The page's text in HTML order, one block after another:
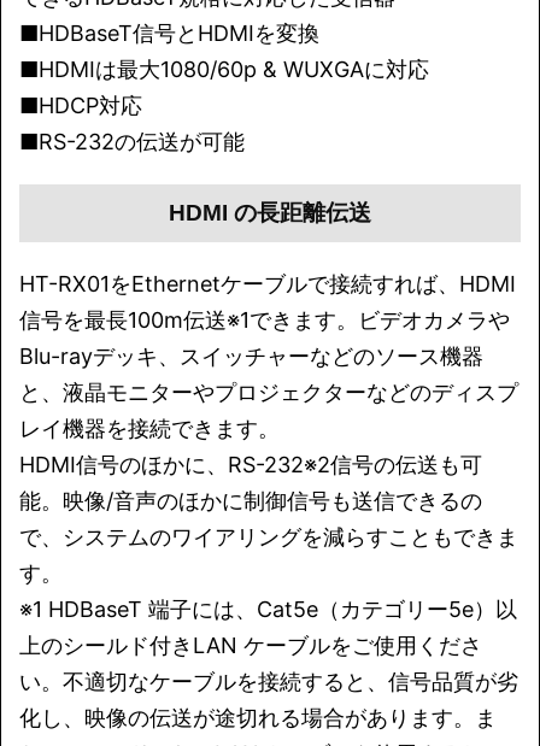
■HDBaseT信号とHDMIを変換
■HDMIは最大1080/60p & WUXGAに対応
■HDCP対応
■RS-232の伝送が可能
HDMI の長距離伝送
HT-RX01をEthernetケーブルで接続すれば、HDMI
信号を最長100m伝送※1できます。ビデオカメラや
Blu-rayデッキ、スイッチャーなどのソース機器
と、液晶モニターやプロジェクターなどのディスプ
レイ機器を接続できます。
HDMI信号のほかに、RS-232※2信号の伝送も可
能。映像/音声のほかに制御信号も送信できるの
で、システムのワイアリングを減らすこともできま
す。
※1 HDBaseT 端子には、Cat5e（カテゴリー5e）以
上のシールド付きLAN ケーブルをご使用くださ
い。不適切なケーブルを接続すると、信号品質が劣
化し、映像の伝送が途切れる場合があります。ま